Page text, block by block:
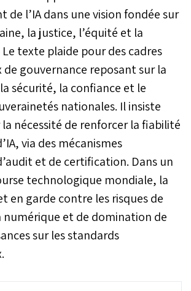
de l’IA dans une vision fondée sur
la justice, l’équité et la
texte plaide pour des cadres
gouvernance reposant sur la
sécurité, la confiance et le
nationales. Il insiste
nécessité de renforcer la fiabilité
via des mécanismes
et de certification. Dans un
technologique mondiale, la
en garde contre les risques de
et de domination de
sur les standards